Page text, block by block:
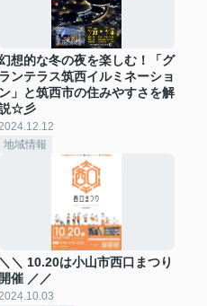
想的な冬の夜を楽しむ！「グ
ランテラス筑西イルミネーショ
ン」と筑西市の住みやすさを解
☆彡
地域情報
＼＼ 10.20は小山市西口まつり
開催 ／／
2024.10.03